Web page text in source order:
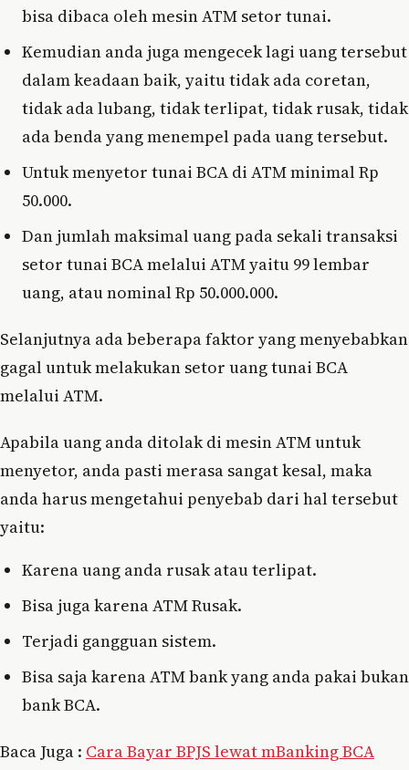
bisa dibaca oleh mesin ATM setor tunai.
Kemudian anda juga mengecek lagi uang tersebut
dalam keadaan baik, yaitu tidak ada coretan,
tidak ada lubang, tidak terlipat, tidak rusak, tidak
ada benda yang menempel pada uang tersebut.
Untuk menyetor tunai BCA di ATM minimal Rp
50.000.
Dan jumlah maksimal uang pada sekali transaksi
setor tunai BCA melalui ATM yaitu 99 lembar
uang, atau nominal Rp 50.000.000.
Selanjutnya ada beberapa faktor yang menyebabkan
gagal untuk melakukan setor uang tunai BCA
melalui ATM.
Apabila uang anda ditolak di mesin ATM untuk
menyetor, anda pasti merasa sangat kesal, maka
anda harus mengetahui penyebab dari hal tersebut
yaitu:
Karena uang anda rusak atau terlipat.
Bisa juga karena ATM Rusak.
Terjadi gangguan sistem.
Bisa saja karena ATM bank yang anda pakai bukan
bank BCA.
Baca Juga : Cara Bayar BPJS lewat mBanking BCA